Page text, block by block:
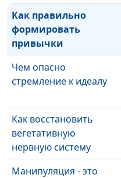
Как правильно
формировать
привычки
Чем опасно
стремление к идеалу
Как восстановить
вегетативную
нервную систему
Манипуляция - это